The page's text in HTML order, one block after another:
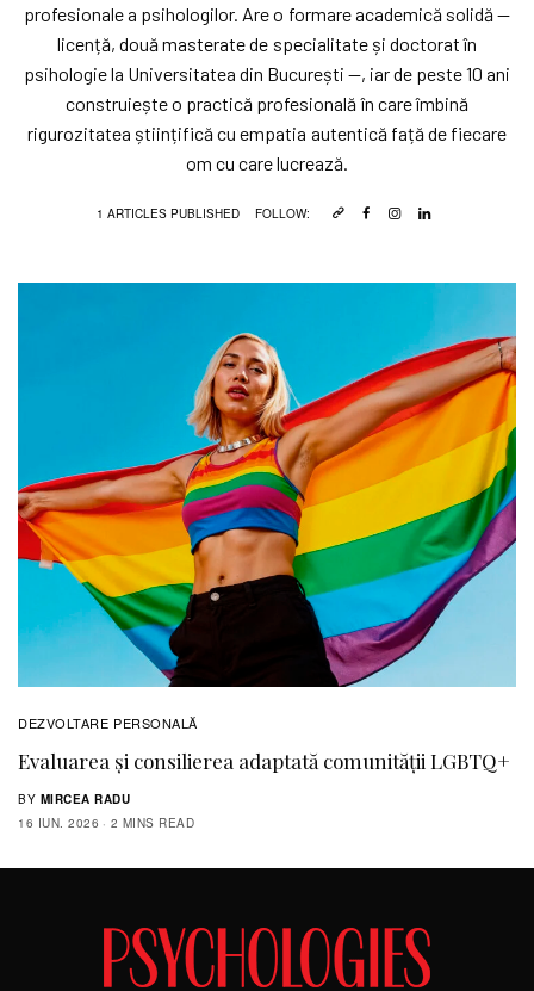
profesionale a psihologilor. Are o formare academică solidă —
licență, două masterate de specialitate și doctorat în
psihologie la Universitatea din București —, iar de peste 10 ani
construiește o practică profesională în care îmbină
rigurozitatea științifică cu empatia autentică față de fiecare
om cu care lucrează.
1 ARTICLES PUBLISHED FOLLOW:
DEZVOLTARE PERSONALĂ
Evaluarea și consilierea adaptată comunității LGBTQ+
BY MIRCEA RADU
16 IUN. 2026
2 MINS READ